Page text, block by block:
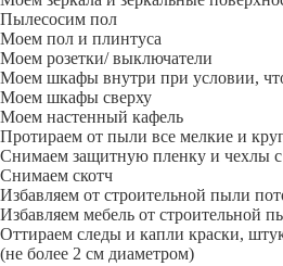
Пылесосим пол
Моем пол и плинтуса
Моем розетки/ выключатели
Моем шкафы внутри при условии,
Моем шкафы сверху
Моем настенный кафель
Протираем от пыли все мелкие и
Снимаем защитную пленку и чехлы с
Снимаем скотч
Избавляем от строительной пыли
Избавляем мебель от строительной
Оттираем следы и капли краски,
(не более 2 см диаметром)